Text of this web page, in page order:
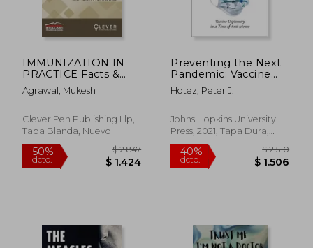
50% $ 1.879 40%
IMMUNIZATION IN
PRACTICE Facts &
FAQs (en Inglés)
Agrawal, Mukesh
Clever Pen Publishing Llp,
Tapa Blanda, Nuevo
Preventing the Next
Pandemic: Vaccine
Diplomacy in a Time
of Anti-Science (en
Hotez, Peter J.
Johns Hopkins University
Press, 2021, Tapa Dura,
Nuevo